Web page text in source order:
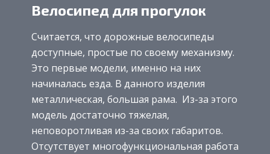
Велосипед для прогулок
Считается, что дорожные велосипеды
доступные, простые по своему механизму.
Это первые модели, именно на них
начиналась езда. В данного изделия
металлическая, большая рама. Из-за этого
модель достаточно тяжелая,
неповоротливая из-за своих габаритов.
Отсутствует многофункциональная работа